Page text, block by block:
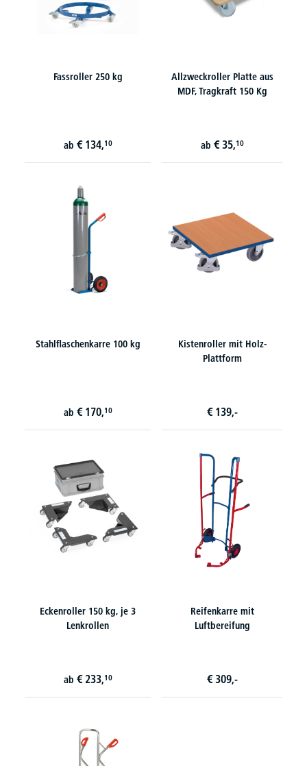
Fassroller 250 kg
ab € 134,10
Allzweckroller Platte aus
MDF, Tragkraft 150 Kg
ab € 35,10
Stahlflaschenkarre 100 kg
ab € 170,10
Kistenroller mit Holz-
Plattform
€ 139,-
Eckenroller 150 kg, je 3
Lenkrollen
ab € 233,10
Reifenkarre mit
Luftbereifung
€ 309,-